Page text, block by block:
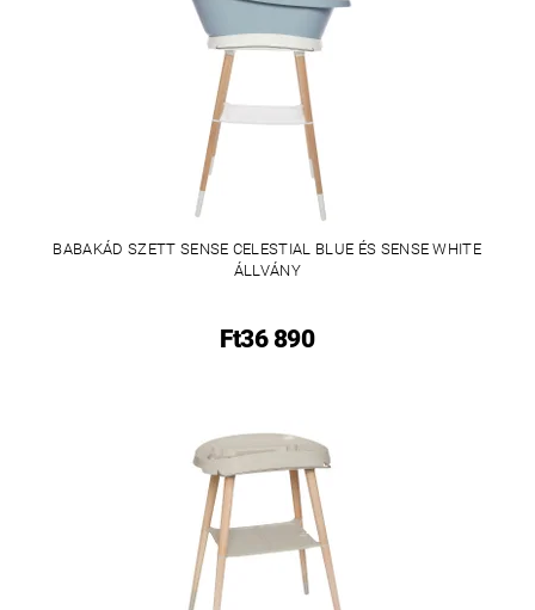
BABAKÁD SZETT SENSE CELESTIAL BLUE ÉS SENSE WHITE
ÁLLVÁNY
Ft36 890